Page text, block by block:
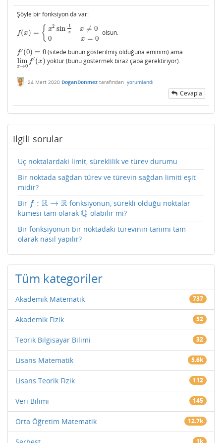
Şöyle bir fonksiyon da var:
f(x) = { x2 sin 1
x x ≠ 0
0
x = 0
f(x)={ x2sin 1x ≠00 x= olsun.
f′(0) = 0
f′(0)=0
(sitede bunun gösterilmiş olduğuna eminim) ama
lim
x→0
f′(x)
limx →0f′(x )yoktur (bunu göstermek biraz çaba gerektiriyor).
24 Mart 2020 DoganDonmez tarafından yorumlandı
Cevapla
İlgili sorular
Uç noktalardaki limit, süreklilik ve türev durumu
Bir noktada sağdan türev ve türevin sağdan limiti eşit
midir?
Bir f : R → R
f:R→R
fonksiyonun, sürekli olduğu noktalar
kümesi tam olarak Q
Q olabilir mi?
Bir fonksiyonun bir noktadaki türevinin tanımı tam
olarak nasıl yapılır?
Tüm kategoriler
Akademik Matematik 737
Akademik Fizik 52
Teorik Bilgisayar Bilimi 32
Lisans Matematik 5.6k
Lisans Teorik Fizik 112
Veri Bilimi 145
Orta Öğretim Matematik 12.7k